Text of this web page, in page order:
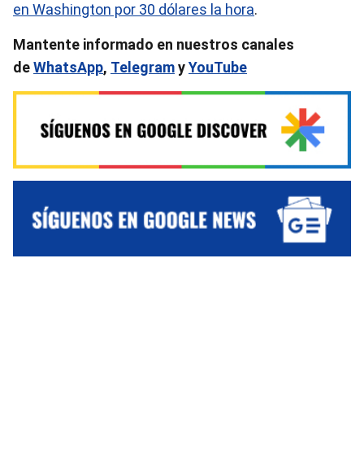
en Washington por 30 dólares la hora.
Mantente informado en nuestros canales
deWhatsApp, TelegramyYouTube